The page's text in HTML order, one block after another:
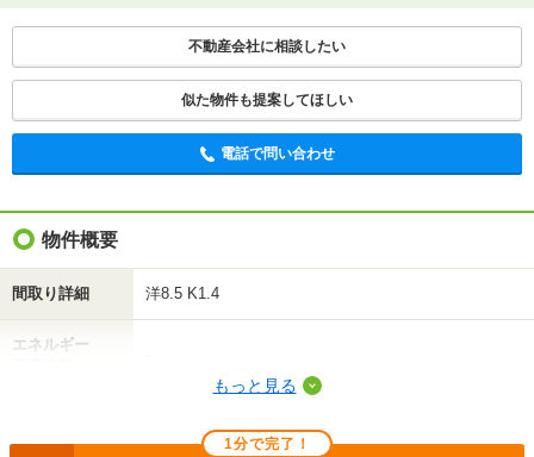
実際に見学したい 詳しく知りたい
不動産会社に相談したい
電話で問い合わせ
不動産会社に相談したい
似た物件も提案してほしい
電話で問い合わせ
物件概要
間取り詳細 洋8.5 K1.4
エネルギー
もっと見る
1分で完了！